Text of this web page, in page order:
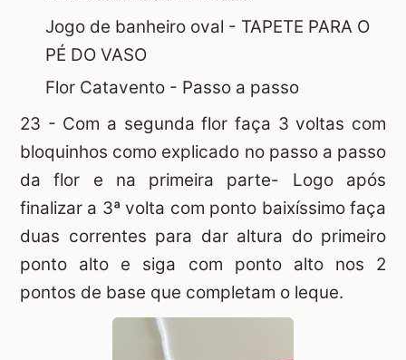
Jogo de banheiro oval - TAPETE PARA O
PÉ DO VASO
Flor Catavento - Passo a passo
23 - Com a segunda flor faça 3 voltas com
bloquinhos como explicado no passo a passo
da flor e na primeira parte- Logo após
finalizar a 3ª volta com ponto baixíssimo faça
duas correntes para dar altura do primeiro
ponto alto e siga com ponto alto nos 2
pontos de base que completam o leque.